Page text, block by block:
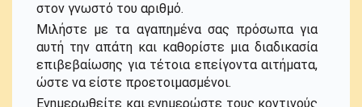
στον γνωστό του αριθμό.
Μιλήστε με τα αγαπημένα σας πρόσωπα για
αυτή την απάτη και καθορίστε μια διαδικασία
επιβεβαίωσης για τέτοια επείγοντα αιτήματα,
ώστε να είστε προετοιμασμένοι.
Ενημερωθείτε και ενημερώστε τους κοντινούς